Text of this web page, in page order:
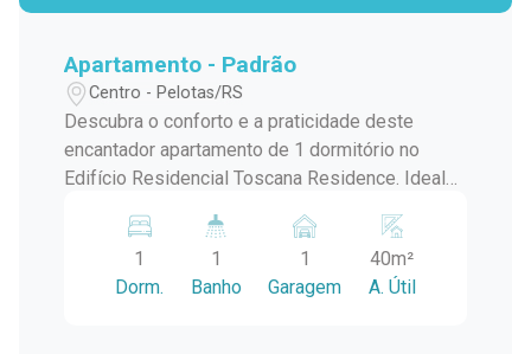
Apartamento - Padrão
Centro - Pelotas/RS
Descubra o conforto e a praticidade deste
encantador apartamento de 1 dormitório no
Edifício Residencial Toscana Residence. Ideal
localizado. Detalhes do Apartamento: - Sala
Ampla e Iluminada: Sala espaçosa com piso
laminado, equipada com ar-condicionado,
1
Dorm.
1
Banho
1
Garagem
40m²
A. Útil